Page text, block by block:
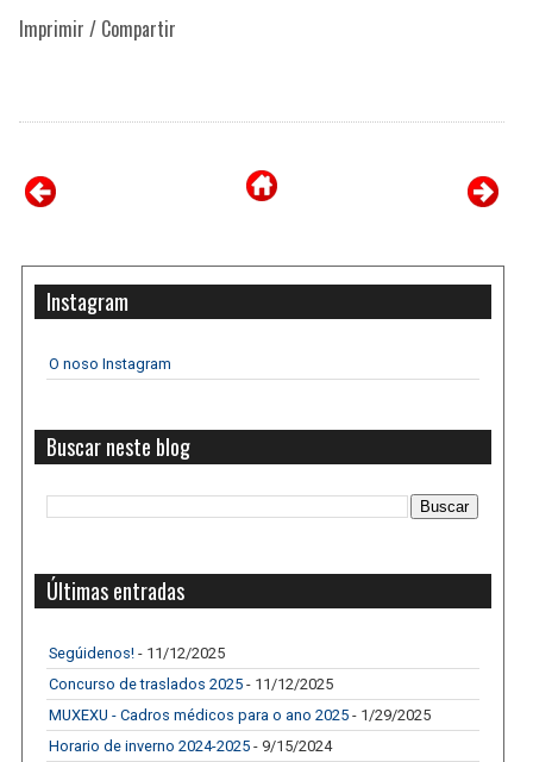
Imprimir / Compartir
Instagram
O noso Instagram
Buscar neste blog
Últimas entradas
Segúidenos! - 11/12/2025
Concurso de traslados 2025 - 11/12/2025
MUXEXU - Cadros médicos para o ano 2025 - 1/29/2025
Horario de inverno 2024-2025 - 9/15/2024